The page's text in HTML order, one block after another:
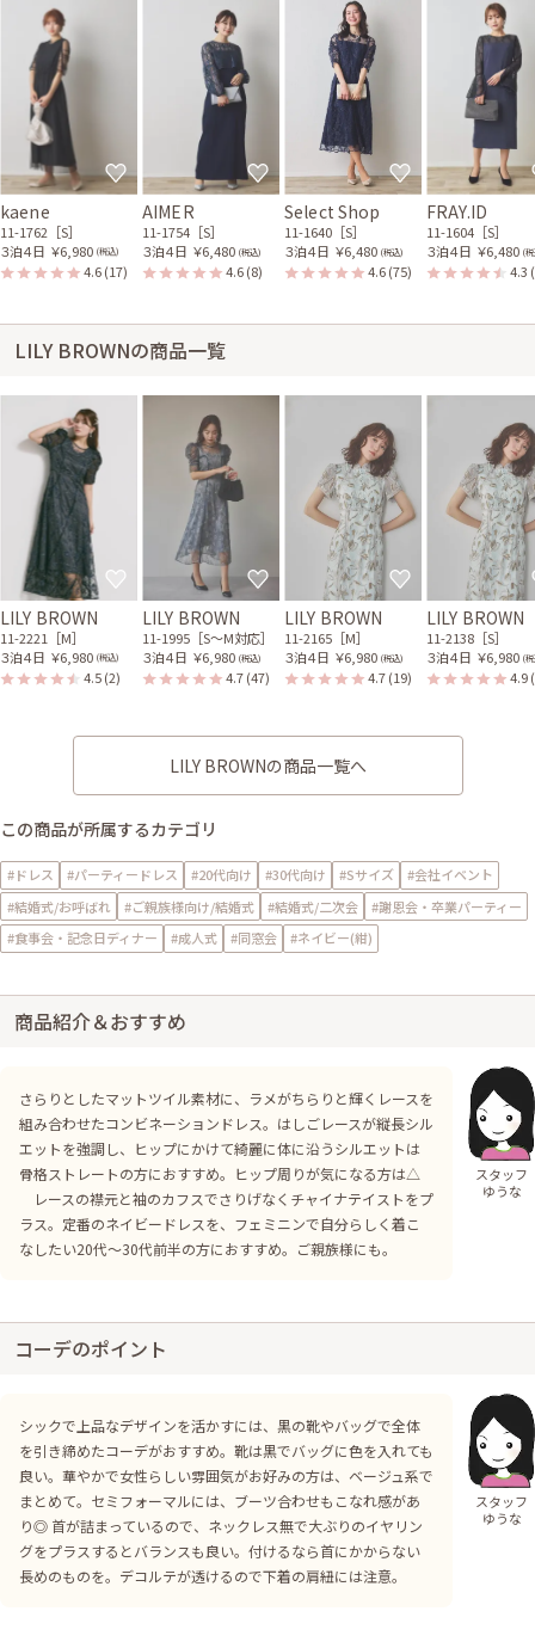
kaene
11-1762［S］
３泊４日 ￥6,980 (税込)
4.6(17)
AIMER
11-1754［S］
３泊４日 ￥6,480 (税込)
4.6(8)
Select Shop
11-1640［S］
３泊４日 ￥6,480 (税込)
4.6(75)
FRAY.ID
11-1604［S］
３泊４日 ￥6,480 (
4.3
LILY BROWNの商品一覧
LILY BROWN
11-2221［M］
３泊４日 ￥6,980 (税込)
4.5(2)
LILY BROWN
11-1995［S〜M対応］
３泊４日 ￥6,980 (税込)
4.7(47)
LILY BROWN
11-2165［M］
３泊４日 ￥6,980 (税込)
4.7(19)
LILY BROWN
11-2138［S］
３泊４日 ￥6,980 (
4.9
LILY BROWNの商品一覧へ
この商品が所属するカテゴリ
#ドレス #パーティードレス #20代向け #30代向け #Sサイズ
#会社イベント
#結婚式/お呼ばれ
#ご親族様向け/結婚式 #結婚式/二次会
#謝恩会・卒業パーティー
#食事会・記念日ディナー
#成人式 #同窓会 #ネイビー(紺)
商品紹介＆おすすめ
さらりとしたマットツイル素材に、ラメがちらりと輝くレースを
組み合わせたコンビネーションドレス。はしごレースが縦長シル
エットを強調し、ヒップにかけて綺麗に体に沿うシルエットは
骨格ストレートの方におすすめ。ヒップ周りが気になる方は△
レースの襟元と袖のカフスでさりげなくチャイナテイストをプ
ラス。定番のネイビードレスを、フェミニンで自分らしく着こ
なしたい20代〜30代前半の方におすすめ。ご親族様にも。
スタッフ
ゆうな
コーデのポイント
シックで上品なデザインを活かすには、黒の靴やバッグで全体
を引き締めたコーデがおすすめ。靴は黒でバッグに色を入れても
良い。華やかで女性らしい雰囲気がお好みの方は、ベージュ系で
まとめて。セミフォーマルには、ブーツ合わせもこなれ感があ
り◎ 首が詰まっているので、ネックレス無で大ぶりのイヤリン
グをプラスするとバランスも良い。付けるなら首にかからない
長めのものを。デコルテが透けるので下着の肩紐には注意。
スタッフ
ゆうな